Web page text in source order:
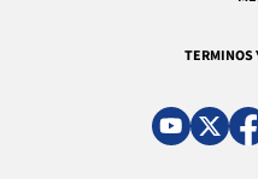
TERMINOS